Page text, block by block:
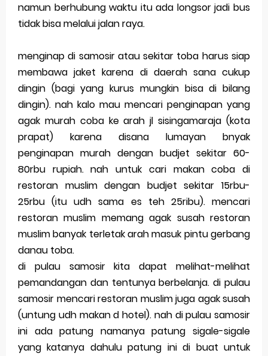
namun berhubung waktu itu ada longsor jadi bus
tidak bisa melalui jalan raya.
menginap di samosir atau sekitar toba harus siap
membawa jaket karena di daerah sana cukup
dingin (bagi yang kurus mungkin bisa di bilang
dingin). nah kalo mau mencari penginapan yang
agak murah coba ke arah jl sisingamaraja (kota
prapat) karena disana lumayan bnyak
penginapan murah dengan budjet sekitar 60-
80rbu rupiah. nah untuk cari makan coba di
restoran muslim dengan budjet sekitar 15rbu-
25rbu (itu udh sama es teh 25ribu). mencari
restoran muslim memang agak susah restoran
muslim banyak terletak arah masuk pintu gerbang
danau toba.
di pulau samosir kita dapat melihat-melihat
pemandangan dan tentunya berbelanja. di pulau
samosir mencari restoran muslim juga agak susah
(untung udh makan d hotel). nah di pulau samosir
ini ada patung namanya patung sigale-sigale
yang katanya dahulu patung ini di buat untuk